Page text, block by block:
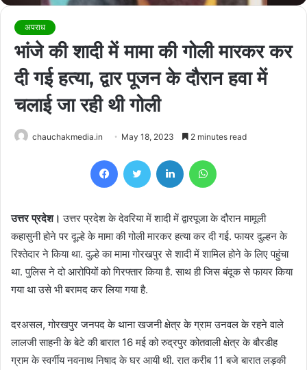
अपराध
भांजे की शादी में मामा की गोली मारकर कर
दी गई हत्या, द्वार पूजन के दौरान हवा में
चलाई जा रही थी गोली
chauchakmedia.in May 18, 2023 2 minutes read
उत्तर प्रदेश। उत्तर प्रदेश के देवरिया में शादी में द्वारपूजा के दौरान मामूली
कहासुनी होने पर दूल्हे के मामा की गोली मारकर हत्या कर दी गई. फायर दुल्हन के
रिश्तेदार ने किया था. दुल्हे का मामा गोरखपुर से शादी में शामिल होने के लिए पहुंचा
था. पुलिस ने दो आरोपियों को गिरफ्तार किया है. साथ ही जिस बंदूक से फायर किया
गया था उसे भी बरामद कर लिया गया है.
दरअसल, गोरखपुर जनपद के थाना खजनी क्षेत्र के ग्राम उनवल के रहने वाले
लालजी साहनी के बेटे की बारात 16 मई को रुद्रपुर कोतवाली क्षेत्र के बौरडीह
ग्राम के स्वर्गीय नवनाथ निषाद के घर आयी थी. रात करीब 11 बजे बारात लड़की